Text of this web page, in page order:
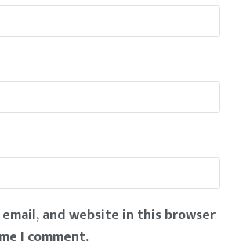
email, and website in this browser
I comment.